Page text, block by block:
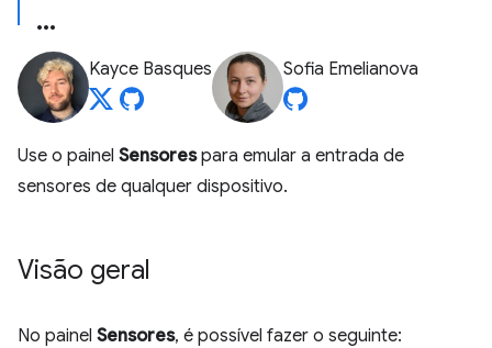
Kayce Basques Sofia Emelianova
Use o painel Sensorespara emular a entrada de
sensores de qualquer dispositivo.
Visão geral
No painel Sensores, é possível fazer o seguinte: